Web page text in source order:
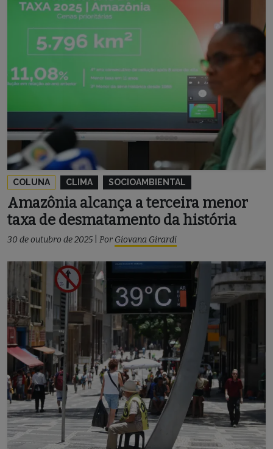
COLUNA CLIMA SOCIOAMBIENTAL
Amazônia alcança a terceira menor
taxa de desmatamento da história
30 de outubro de 2025 Por Giovana Girardi